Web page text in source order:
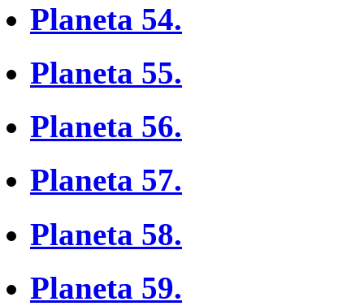
Planeta 54.
Planeta 55.
Planeta 56.
Planeta 57.
Planeta 58.
Planeta 59.